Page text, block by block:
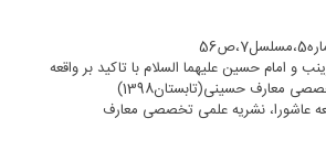
و امام حسین علیهما السلام با تاکید بر واقعه
معارف حسینی(تابستان1398)
عاشورا، نشریه علمی تخصصی معارف